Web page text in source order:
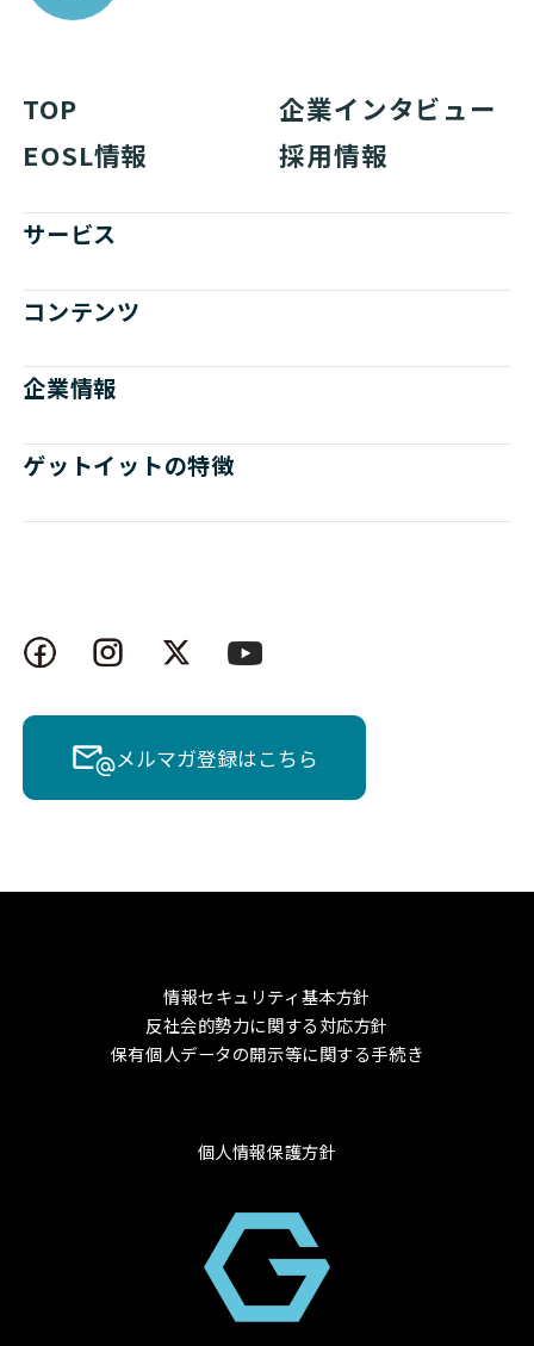
TOP
企業インタビュー
EOSL情報
採用情報
サービス
コンテンツ
企業情報
ゲットイットの特徴
メルマガ登録はこちら
情報セキュリティ基本方針
反社会的勢力に関する対応方針
保有個人データの開示等に関する手続き
個人情報保護方針